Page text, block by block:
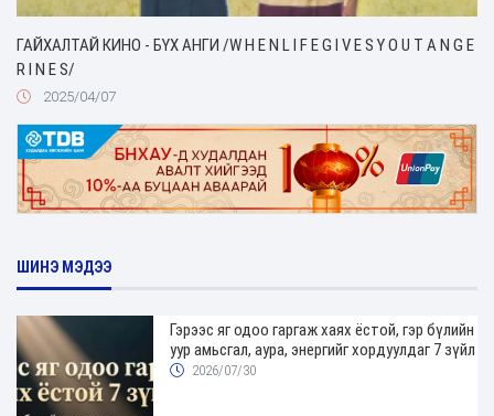
ГАЙХАЛТАЙ КИНО - БҮХ АНГИ /W H E N L I F E G I V E S Y O U T A N G E
R I N E S/
2025/04/07
ШИНЭ МЭДЭЭ
Гэрээс яг одоо гаргаж хаях ёстой, гэр бүлийн
уур амьсгал, аура, энергийг хордуулдаг 7 зүйл
2026/07/30